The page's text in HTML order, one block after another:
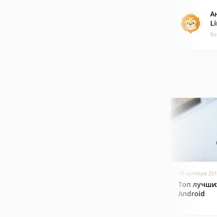
18 октября
Топ
Android